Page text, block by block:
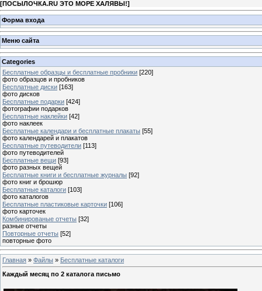
[ПОСЫЛОЧКА.RU ЭТО МОРЕ ХАЛЯВЫ!]
Форма входа
Меню сайта
Categories
Бесплатные образцы и бесплатные пробники [220]
фото образцов и пробников
Бесплатные диски [163]
фото дисков
Бесплатные подарки [424]
фотографии подарков
Бесплатные наклейки [42]
фото наклеек
Бесплатные календари и бесплатные плакаты [55]
фото календарей и плакатов
Бесплатные путеводители [113]
фото путеводителей
Бесплатные вещи [93]
фото разных вещей
Бесплатные книги и бесплатные журналы [92]
фото книг и брошюр
Бесплатные каталоги [103]
фото каталогов
Бесплатные пластиковые карточки [106]
фото карточек
Комбинированые отчеты [32]
разные отчеты
Повторные отчеты [52]
повторные фото
Главная » Файлы » Бесплатные каталоги
Каждый месяц по 2 каталога письмо